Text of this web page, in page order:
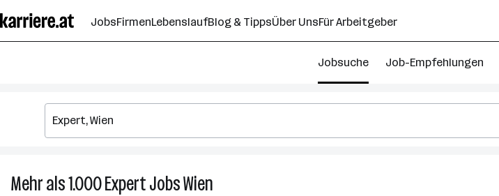
Seiteninhalt
springen
JobsFirmenLebenslaufBlog & TippsÜber UnsFür Arbeitgeber
Jobsuche Job-Empfehlungen
Mehr als 1.000ExpertJobsWien